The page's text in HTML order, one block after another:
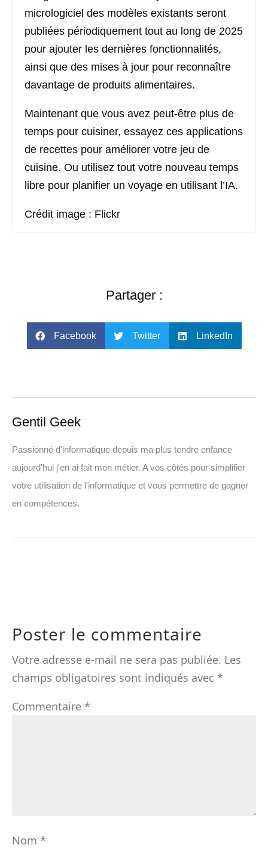
micrologiciel des modèles existants seront
publiées périodiquement tout au long de 2025
pour ajouter les dernières fonctionnalités,
ainsi que des mises à jour pour reconnaître
davantage de produits alimentaires.
Maintenant que vous avez peut-être plus de
temps pour cuisiner, essayez ces applications
de recettes pour améliorer votre jeu de
cuisine. Ou utilisez tout votre nouveau temps
libre pour planifier un voyage en utilisant l’IA.
Crédit image : Flickr
Partager :
Facebook Twitter LinkedIn
Gentil Geek
Passionné d'informatique depuis ma plus tendre enfance
aujourd'hui j'en ai fait mon métier. A vos côtés pour simplifier
votre utilisation de l'informatique et vous permettre de gagner
en compétences.
Poster le commentaire
Votre adresse e-mail ne sera pas publiée. Les
champs obligatoires sont indiqués avec *
Commentaire *
Nom *